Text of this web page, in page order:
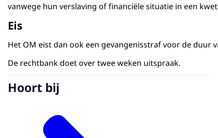
vanwege hun verslaving of financiële situatie in een
Eis
Het OM eist dan ook een gevangenisstraf voor de duur
De rechtbank doet over twee weken uitspraak.
Hoort bij